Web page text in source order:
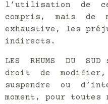
l’utilisation de
compris, mais de
exhaustive, les
indirects.
LES RHUMS DU
droit de
suspendre ou
moment, pour